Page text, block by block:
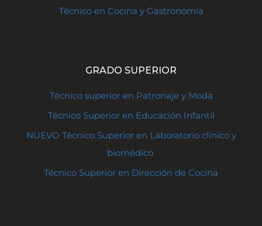
Técnico en Cocina y Gastronomía
GRADO SUPERIOR
Técnico superior en Patronaje y Moda
Técnico Superior en Educación Infantil
NUEVO Técnico Superior en Laboratorio clínico y
biomédico
Técnico Superior en Dirección de Cocina